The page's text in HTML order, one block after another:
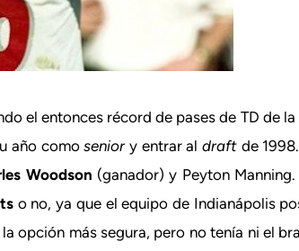
el entonces récord de pases de TD de
año comoseniory entrar aldraft de
Woodson (ganador) y Peyton
o no, ya que el equipo de Indianápolis
opción más segura, pero no tenía ni el